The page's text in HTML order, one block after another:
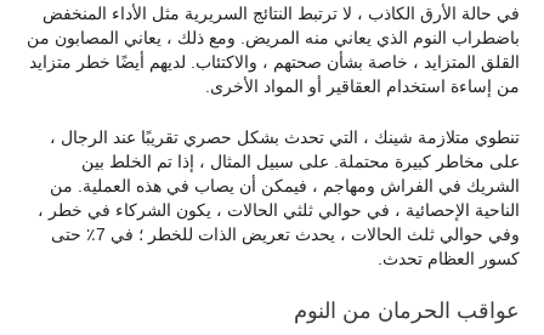
في حالة الأرق الكاذب ، لا ترتبط النتائج السريرية مثل الأداء المنخفض
باضطراب النوم الذي يعاني منه المريض. ومع ذلك ، يعاني المصابون من
القلق المتزايد ، خاصة بشأن صحتهم ، والاكتئاب. لديهم أيضًا خطر متزايد
من إساءة استخدام العقاقير أو المواد الأخرى.
تنطوي متلازمة شينك ، التي تحدث بشكل حصري تقريبًا عند الرجال ،
على مخاطر كبيرة محتملة. على سبيل المثال ، إذا تم الخلط بين
الشريك في الفراش ومهاجم ، فيمكن أن يصاب في هذه العملية. من
الناحية الإحصائية ، في حوالي ثلثي الحالات ، يكون الشركاء في خطر ،
وفي حوالي ثلث الحالات ، يحدث تعريض الذات للخطر ؛ في 7٪ حتى
كسور العظام تحدث.
عواقب الحرمان من النوم